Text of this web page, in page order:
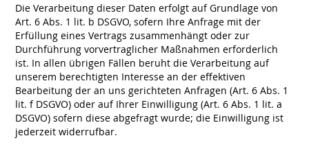
Die Verarbeitung dieser Daten erfolgt auf Grundlage von
Art. 6 Abs. 1 lit. b DSGVO, sofern Ihre Anfrage mit der
Erfüllung eines Vertrags zusammenhängt oder zur
Durchführung vorvertraglicher Maßnahmen erforderlich
ist. In allen übrigen Fällen beruht die Verarbeitung auf
unserem berechtigten Interesse an der effektiven
Bearbeitung der an uns gerichteten Anfragen (Art. 6 Abs. 1
lit. f DSGVO) oder auf Ihrer Einwilligung (Art. 6 Abs. 1 lit. a
DSGVO) sofern diese abgefragt wurde; die Einwilligung ist
jederzeit widerrufbar.